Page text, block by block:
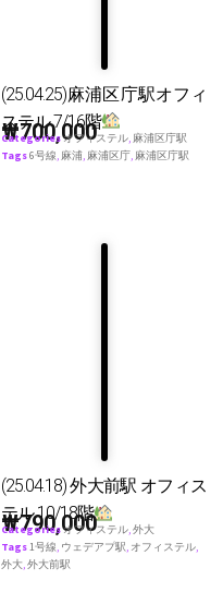
(25.04.25)麻浦区庁駅オフィ
ステル 7/16階
₩700,000
Categoriesオフィステル, 麻浦区庁駅
Tags6号線, 麻浦, 麻浦区庁, 麻浦区庁駅
(25.04.18) 外大前駅 オフィス
テル 10/18階
₩790,000
Categoriesオフィステル,外大
Tags1号線, ウェデアプ駅, オフィステル,
外大,外大前駅